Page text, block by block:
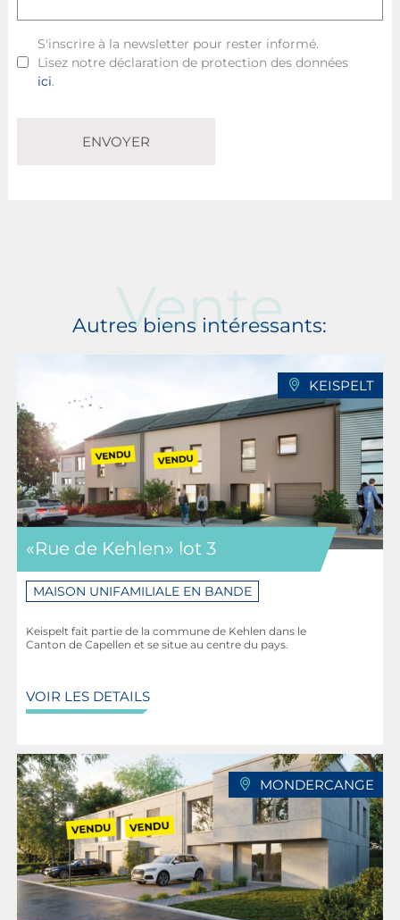
S'inscrire à la newsletter pour rester informé.
Lisez notre déclaration de protection des données
ici.
ENVOYER
Vente
Autres biens intéressants:
KEISPELT
«Rue de Kehlen» lot 3
MAISON UNIFAMILIALE EN BANDE
Keispelt fait partie de la commune de Kehlen dans le
Canton de Capellen et se situe au centre du pays.
VOIR LES DETAILS
MONDERCANGE